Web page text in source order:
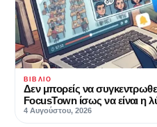
ΒΙΒΛΊΟ
Δεν μπορείς να
FocusTown ίσως να είναι η
4 Αυγούστου, 2026